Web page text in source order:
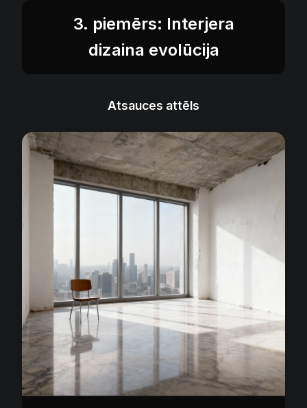
3. piemērs: Interjera
dizaina evolūcija
Atsauces attēls